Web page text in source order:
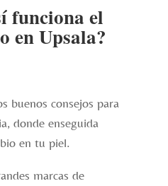
funciona el
en Upsala?
buenos consejos para
donde enseguida
en tu piel.
marcas de